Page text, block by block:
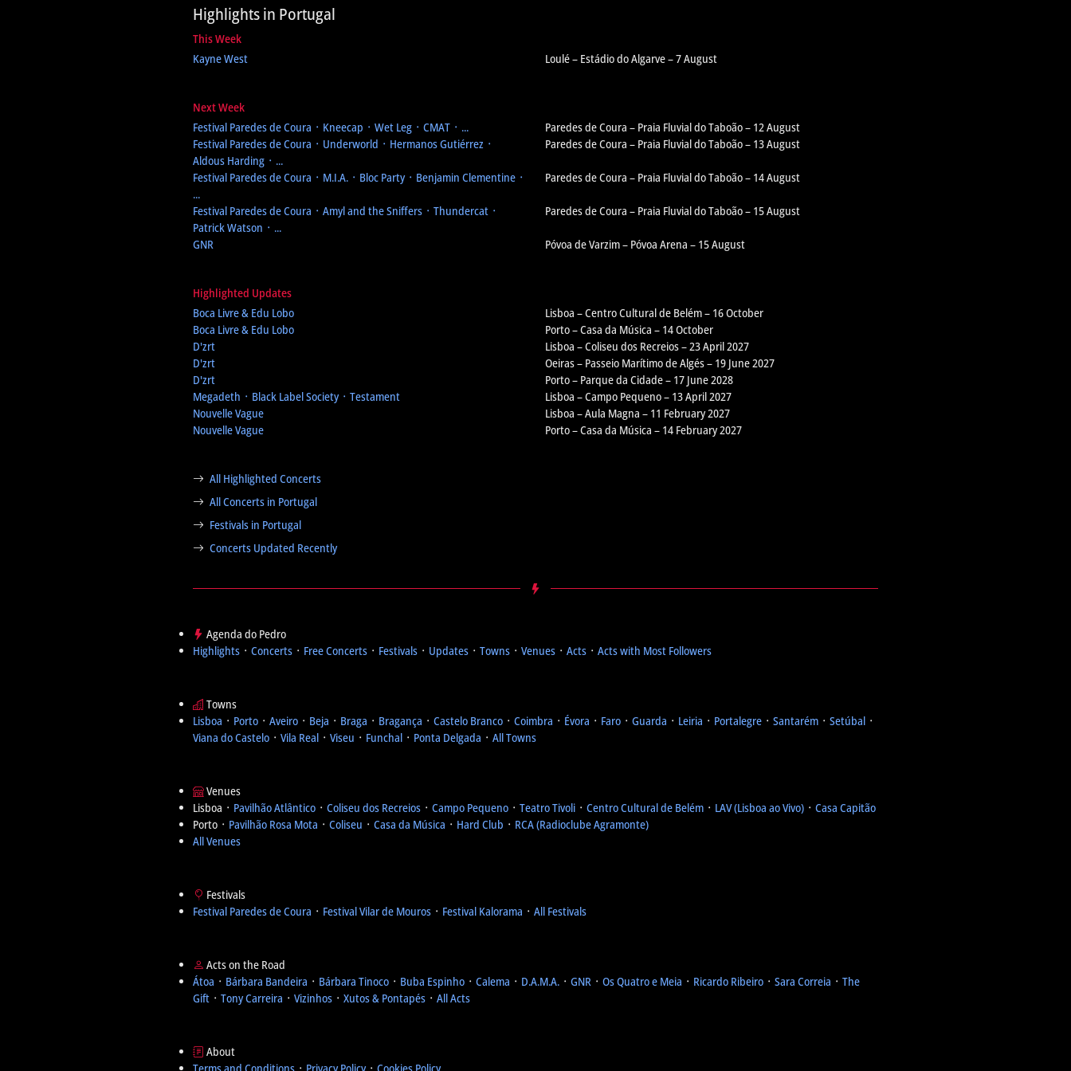
Highlights in Portugal
This Week
Kayne West
Loulé – Estádio do Algarve – 7 August
Next Week
Festival Paredes de Coura ᛫ Kneecap ᛫ Wet Leg ᛫ CMAT ᛫ ...
Paredes de Coura – Praia Fluvial do Taboão – 12 August
Festival Paredes de Coura ᛫ Underworld ᛫ Hermanos Gutiérrez ᛫
Aldous Harding ᛫ ...
Paredes de Coura – Praia Fluvial do Taboão – 13 August
Festival Paredes de Coura ᛫ M.I.A. ᛫ Bloc Party ᛫ Benjamin Clementine ᛫
...
Paredes de Coura – Praia Fluvial do Taboão – 14 August
Festival Paredes de Coura ᛫ Amyl and the Sniffers ᛫ Thundercat ᛫
Patrick Watson ᛫ ...
Paredes de Coura – Praia Fluvial do Taboão – 15 August
GNR Póvoa de Varzim – Póvoa Arena – 15 August
Highlighted Updates
Boca Livre & Edu Lobo
Lisboa – Centro Cultural de Belém – 16 October
Boca Livre & Edu Lobo
Porto – Casa da Música – 14 October
D'zrt
Lisboa – Coliseu dos Recreios – 23 April 2027
D'zrt
Oeiras – Passeio Marítimo de Algés – 19 June 2027
D'zrt
Porto – Parque da Cidade – 17 June 2028
Megadeth ᛫ Black Label Society ᛫ Testament
Lisboa – Campo Pequeno – 13 April 2027
Nouvelle Vague
Lisboa – Aula Magna – 11 February 2027
Nouvelle Vague
Porto – Casa da Música – 14 February 2027
All Highlighted Concerts
All Concerts in Portugal
Festivals in Portugal
Concerts Updated Recently
Agenda do Pedro
Highlights ᛫ Concerts ᛫ Free Concerts ᛫ Festivals ᛫ Updates ᛫ Towns ᛫ Venues ᛫ Acts ᛫ Acts with Most Followers
Towns
Lisboa ᛫ Porto ᛫ Aveiro ᛫ Beja ᛫ Braga ᛫ Bragança ᛫ Castelo Branco ᛫ Coimbra ᛫ Évora ᛫ Faro ᛫ Guarda ᛫ Leiria ᛫ Portalegre ᛫ Santarém ᛫ Setúbal ᛫
Viana do Castelo ᛫ Vila Real ᛫ Viseu ᛫ Funchal ᛫ Ponta Delgada ᛫ All Towns
Venues
Lisboa ᛫ Pavilhão Atlântico ᛫ Coliseu dos Recreios ᛫ Campo Pequeno ᛫ Teatro Tivoli ᛫ Centro Cultural de Belém ᛫ LAV (Lisboa ao Vivo) ᛫ Casa Capitão
Porto ᛫ Pavilhão Rosa Mota ᛫ Coliseu ᛫ Casa da Música ᛫ Hard Club ᛫ RCA (Radioclube Agramonte)
All Venues
Festivals
Festival Paredes de Coura ᛫ Festival Vilar de Mouros ᛫ Festival Kalorama ᛫ All Festivals
Acts on the Road
Átoa ᛫ Bárbara Bandeira ᛫ Bárbara Tinoco ᛫ Buba Espinho ᛫ Calema ᛫ D.A.M.A. ᛫ GNR ᛫ Os Quatro e Meia ᛫ Ricardo Ribeiro ᛫ Sara Correia ᛫ The
Gift ᛫ Tony Carreira ᛫ Vizinhos ᛫ Xutos & Pontapés ᛫ All Acts
About